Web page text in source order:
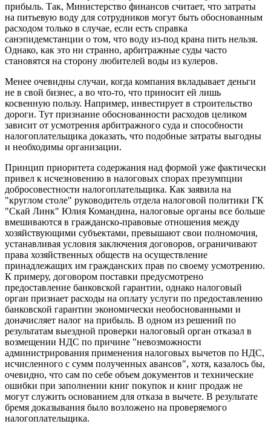
прибыль. Так, Министерство финансов считает, что затраты
на питьевую воду для сотрудников могут быть обоснованным
расходом только в случае, если есть справка
санэпидемстанции о том, что воду из-под крана пить нельзя.
Однако, как это ни странно, арбитражные суды часто
становятся на сторону любителей воды из кулеров.
Менее очевидны случаи, когда компания вкладывает деньги
не в свой бизнес, а во что-то, что приносит ей лишь
косвенную пользу. Например, инвестирует в строительство
дороги. Тут признание обоснованности расходов целиком
зависит от усмотрения арбитражного суда и способности
налогоплательщика доказать, что подобные затраты выгодны
и необходимы организации.
Принцип приоритета содержания над формой уже фактически
привел к исчезновению в налоговых спорах презумпции
добросовестности налогоплательщика. Как заявила на
"круглом столе" руководитель отдела налоговой политики ГК
"Скай Линк" Юлия Командина, налоговые органы все больше
вмешиваются в гражданско-правовые отношения между
хозяйствующими субъектами, превышают свои полномочия,
устанавливая условия заключения договоров, ограничивают
права хозяйственных обществ на осуществление
принадлежащих им гражданских прав по своему усмотрению.
К примеру, договором поставки предусмотрено
предоставление банковской гарантии, однако налоговый
орган признает расходы на оплату услуги по предоставлению
банковской гарантии экономически необоснованными и
доначисляет налог на прибыль. В одном из решений по
результатам выездной проверки налоговый орган отказал в
возмещении НДС по причине "невозможности
администрирования применения налоговых вычетов по НДС,
исчисленного с сумм полученных авансов", хотя, казалось бы,
очевидно, что сам по себе объем документов и технические
ошибки при заполнении книг покупок и книг продаж не
могут служить основанием для отказа в вычете. В результате
бремя доказывания было возложено на проверяемого
налогоплательщика.